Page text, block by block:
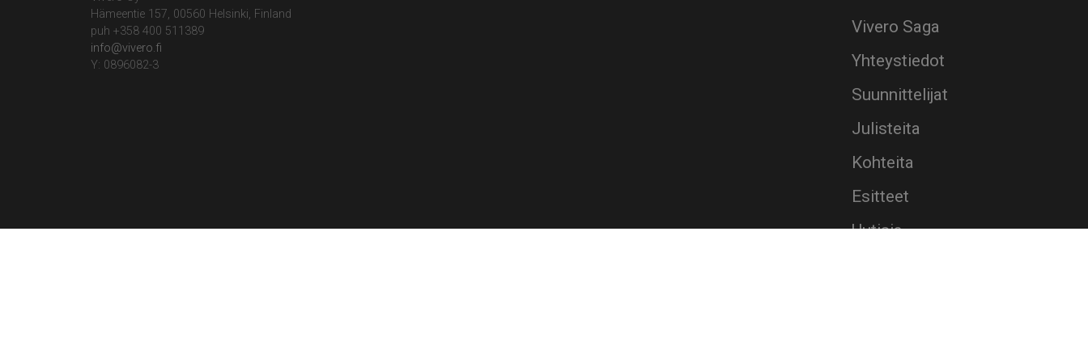
Hämeentie 157, 00560 Helsinki, Finland
puh +358 400 511389
info@vivero.fi
Y: 0896082-3
Vivero Saga
Yhteystiedot
Suunnittelijat
Julisteita
Kohteita
Esitteet
Uutisia